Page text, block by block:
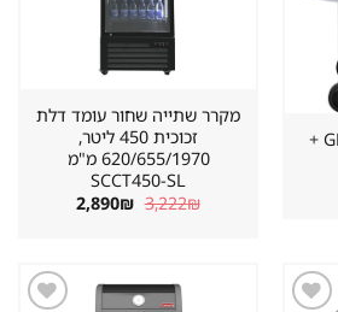
גריל גז 3 מבערים GRILL +
מקרר שתייה שחור עומד דלת
זכוכית 450 ליטר,
620/655/1970 מ"מ
SCCT450-SL
3,222₪ המחיר
המקורי
2,890₪ המחיר
הנוכחי